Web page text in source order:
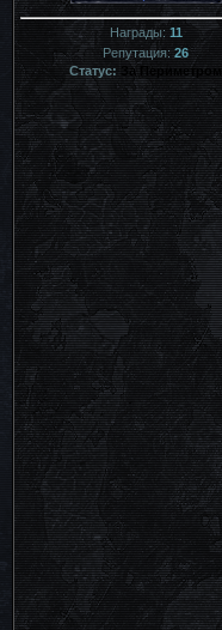
Награды: 11
Репутация:26
Статус: За Периметром